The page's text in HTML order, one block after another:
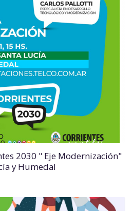
2030 " Eje Modernización"
y Humedal